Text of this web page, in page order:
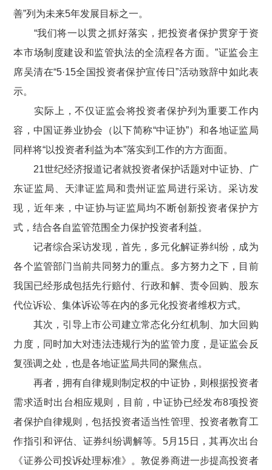
善”列为未来5年发展目标之一。
“我们将一以贯之抓好落实，把投资者保护贯穿于资
本市场制度建设和监管执法的全流程各方面。”证监会主
席吴清在“5·15全国投资者保护宣传日”活动致辞中如此表
示。
实际上，不仅证监会将投资者保护列为重要工作内
容，中国证券业协会（以下简称“中证协”）和各地证监局
同样将“以投资者利益为本”落实到工作的方方面面。
21世纪经济报道记者就投资者保护话题对中证协、广
东证监局、天津证监局和贵州证监局进行采访。采访发
现，近年来，中证协与证监局均不断创新投资者保护方
式，结合各自监管范围全力保护投资者利益。
记者综合采访发现，首先，多元化解证券纠纷，成为
各个监管部门当前共同努力的重点。多方努力之下，目前
我国已经形成包括先行赔付、行政和解、责令回购、股东
代位诉讼、集体诉讼等在内的多元化投资者维权方式。
其次，引导上市公司建立常态化分红机制、加大回购
力度，同时加大对违法违规行为的监管力度，是证监会反
复强调之处，也是各地证监局共同的聚焦点。
再者，拥有自律规则制定权的中证协，则根据投资者
需求适时出台相应规则，目前，中证协已经发布8项投资
者保护自律规则，包括投资者适当性管理、投资者教育工
作指引和评估、证券纠纷调解等。 5月 15 日，其再次出台
《证券公司投诉处理标准》。敦促券商进一步提高投资者